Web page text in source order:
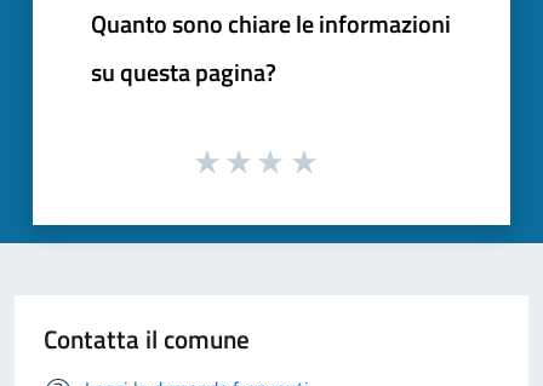
Quanto sono chiare le informazioni
su questa pagina?
Contatta il comune